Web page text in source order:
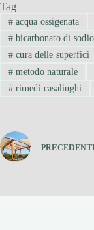
Tag
#acqua ossigenata
#bicarbonato di sodio
#cura delle superfici
#metodo naturale
#rimedi casalinghi